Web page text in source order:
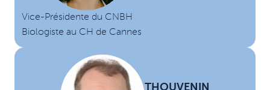
Vice-Présidente du CNBH
Biologiste au CH de Cannes
THOUVENIN